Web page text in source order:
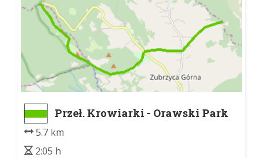
Przeł. Krowiarki - Orawski Park
5.7 km
2:05 h